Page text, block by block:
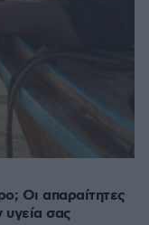
Οι απαραίτητες
υγεία σας